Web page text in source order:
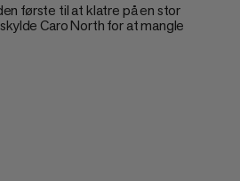
første til at klatre på en stor
Caro North for at mangle